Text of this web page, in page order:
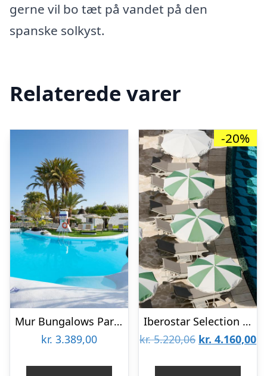
gerne vil bo tæt på vandet på den
spanske solkyst.
Relaterede varer
Mur Bungalows Parque Romantico
kr. 3.389,00
-20%
Iberostar Selection Es Trenc
kr.5.220,06 Den
kr. 4.160,00